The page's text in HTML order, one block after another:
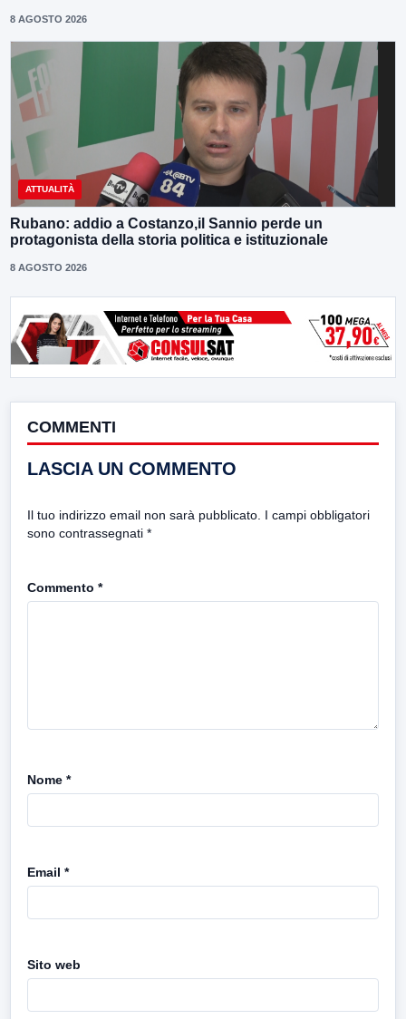
8 AGOSTO 2026
ATTUALITÀ
Rubano: addio a Costanzo,il Sannio perde un
protagonista della storia politica e istituzionale
8 AGOSTO 2026
COMMENTI
LASCIA UN COMMENTO
Il tuo indirizzo email non sarà pubblicato. I campi obbligatori
sono contrassegnati *
Commento *
Nome *
Email *
Sito web